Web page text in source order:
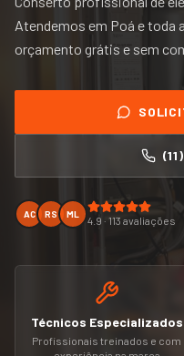
Atendemos em Poá etoda
orçamento grátis e sem
AC RS ML
4.9 · 113 avaliações
Técnicos Especializados
Profissionais treinados e com